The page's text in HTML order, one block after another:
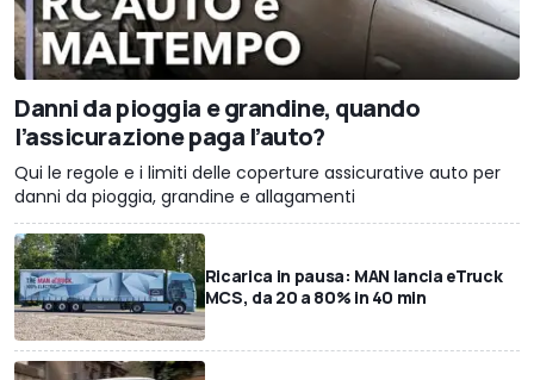
Danni da pioggia e grandine, quando
l’assicurazione paga l’auto?
Qui le regole e i limiti delle coperture assicurative auto per
danni da pioggia, grandine e allagamenti
Ricarica in pausa: MAN lancia eTruck
MCS, da 20 a 80% in 40 min